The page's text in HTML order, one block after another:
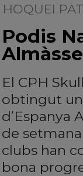
HOQUEI
Podis
El CPH
obtingut
d’Espanya
de
clubs han
bona